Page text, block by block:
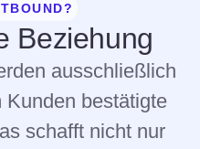
Beziehung
ausschließlich
bestätigte
schafft nicht nur